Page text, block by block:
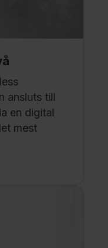
ansluts till
en digital
mest